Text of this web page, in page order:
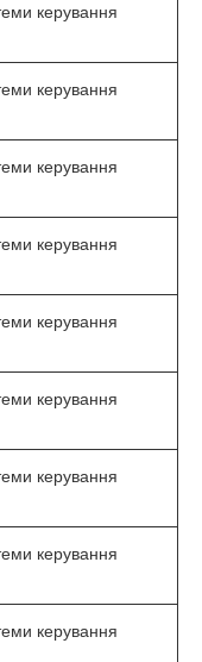
керування
керування
керування
керування
керування
керування
керування
керування
керування